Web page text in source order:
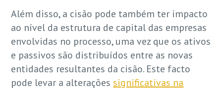
Além disso, a cisão pode também ter impacto
ao nível da estrutura de capital das empresas
envolvidas no processo, uma vez que os ativos
e passivos são distribuídos entre as novas
entidades resultantes da cisão. Este facto
pode levar a alteraçõessignificativas na